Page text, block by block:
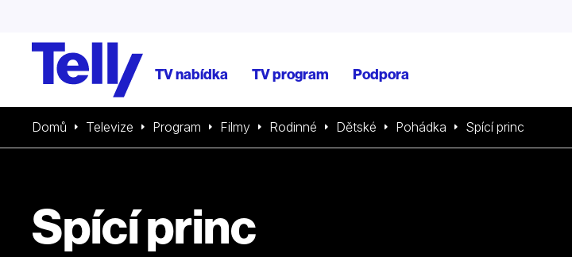
TV nabídka TV program Podpora
Domů Televize Program Filmy Rodinné Dětské Pohádka Spící princ
Spící princ